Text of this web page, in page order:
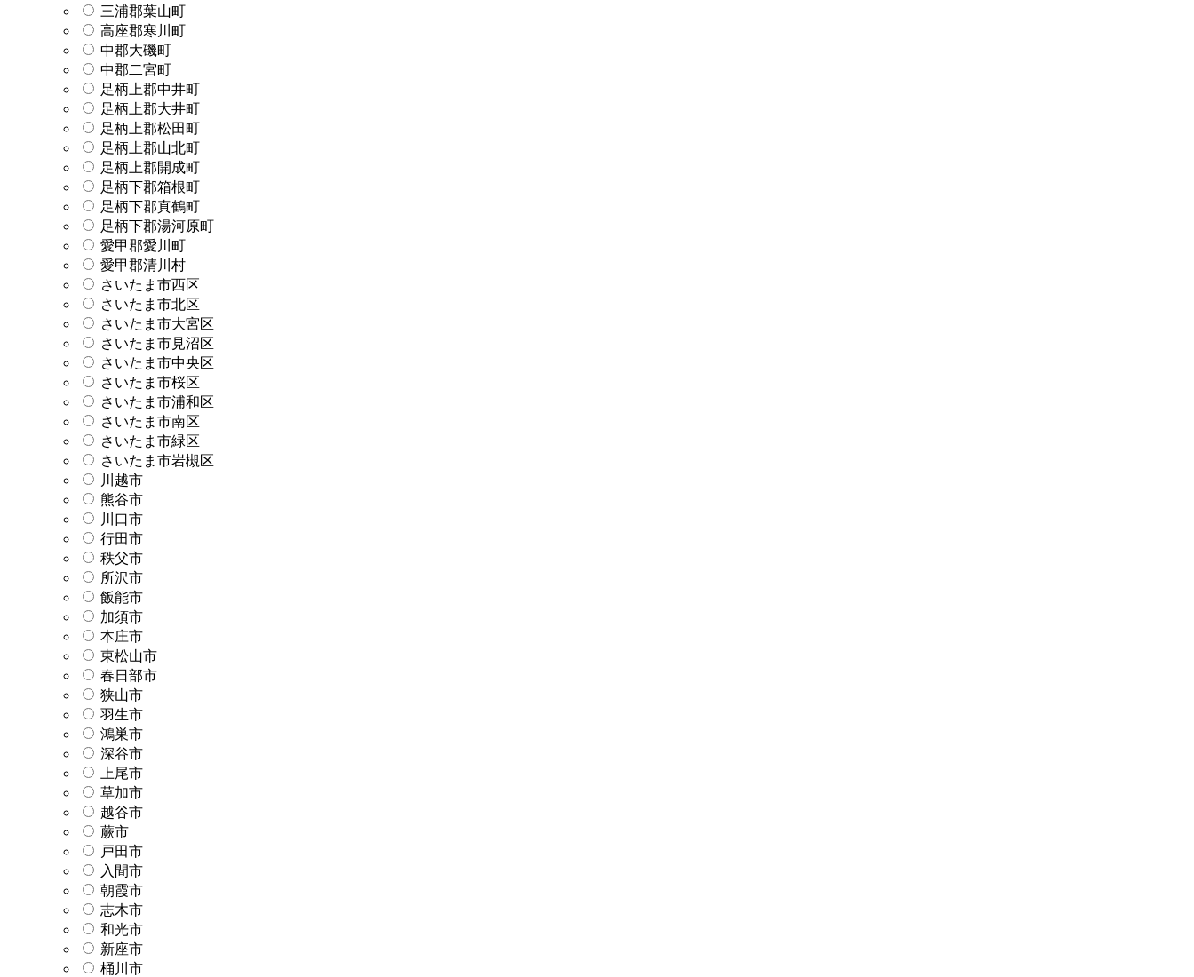
三浦郡葉山町
高座郡寒川町
中郡大磯町
中郡二宮町
足柄上郡中井町
足柄上郡大井町
足柄上郡松田町
足柄上郡山北町
足柄上郡開成町
足柄下郡箱根町
足柄下郡真鶴町
足柄下郡湯河原町
愛甲郡愛川町
愛甲郡清川村
さいたま市西区
さいたま市北区
さいたま市大宮区
さいたま市見沼区
さいたま市中央区
さいたま市桜区
さいたま市浦和区
さいたま市南区
さいたま市緑区
さいたま市岩槻区
川越市
熊谷市
川口市
行田市
秩父市
所沢市
飯能市
加須市
本庄市
東松山市
春日部市
狭山市
羽生市
鴻巣市
深谷市
上尾市
草加市
越谷市
蕨市
戸田市
入間市
朝霞市
志木市
和光市
新座市
桶川市